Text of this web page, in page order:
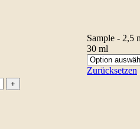
Sample - 2,5
30 ml
Zurücksetzen
+